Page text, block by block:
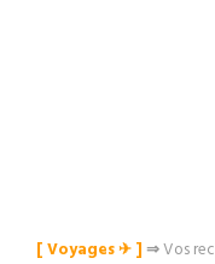
[ Voyages ✈︎ ]⇒Vos